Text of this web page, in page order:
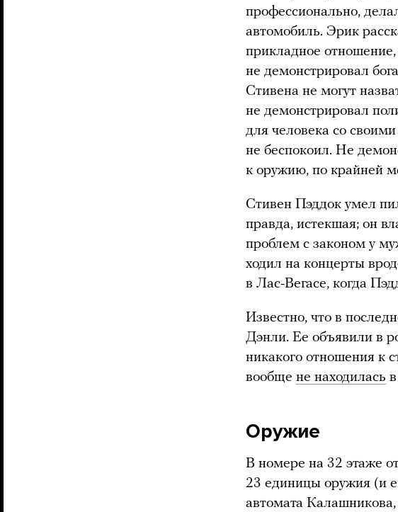
профессионально,
автомобиль. Эрик
прикладное
не демонстрировал
Стивена не могут
не демонстрировал
для человека со
не беспокоил. Не
к оружию, по крайней
Стивен Пэддок умел
правда, истекшая; он
проблем с законом у
ходил на концерты
в Лас-Вегасе, когда
Известно, что в
Дэнли. Ее объявили в
никакого отношения к
вообще не находилась
Оружие
В номере на 32 этаже
23 единицы оружия (и
автомата Калашникова,